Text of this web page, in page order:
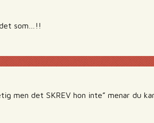
som…!!
men det SKREV hon inte” menar du